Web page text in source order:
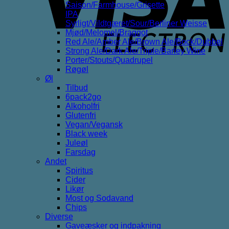
Saison/Farmhouse/Grisette
IPA
Syrligt/Vildtgæret/Sour/Berliner Weisse
Mjød/Melomel/Braggot
Red Ale/Amber Ale/Brown Ale/Bock/Dubbel
Strong Ale/Dark Ale/Triple/Barley Wine
Porter/Stouts/Quadrupel
Røgøl
Øl
Tilbud
6pack2go
Alkoholfri
Glutenfri
Vegan/Vegansk
Black week
Juleøl
Farsdag
Andet
Spiritus
Cider
Likør
Most og Sodavand
Chips
Diverse
Gaveæsker og indpakning